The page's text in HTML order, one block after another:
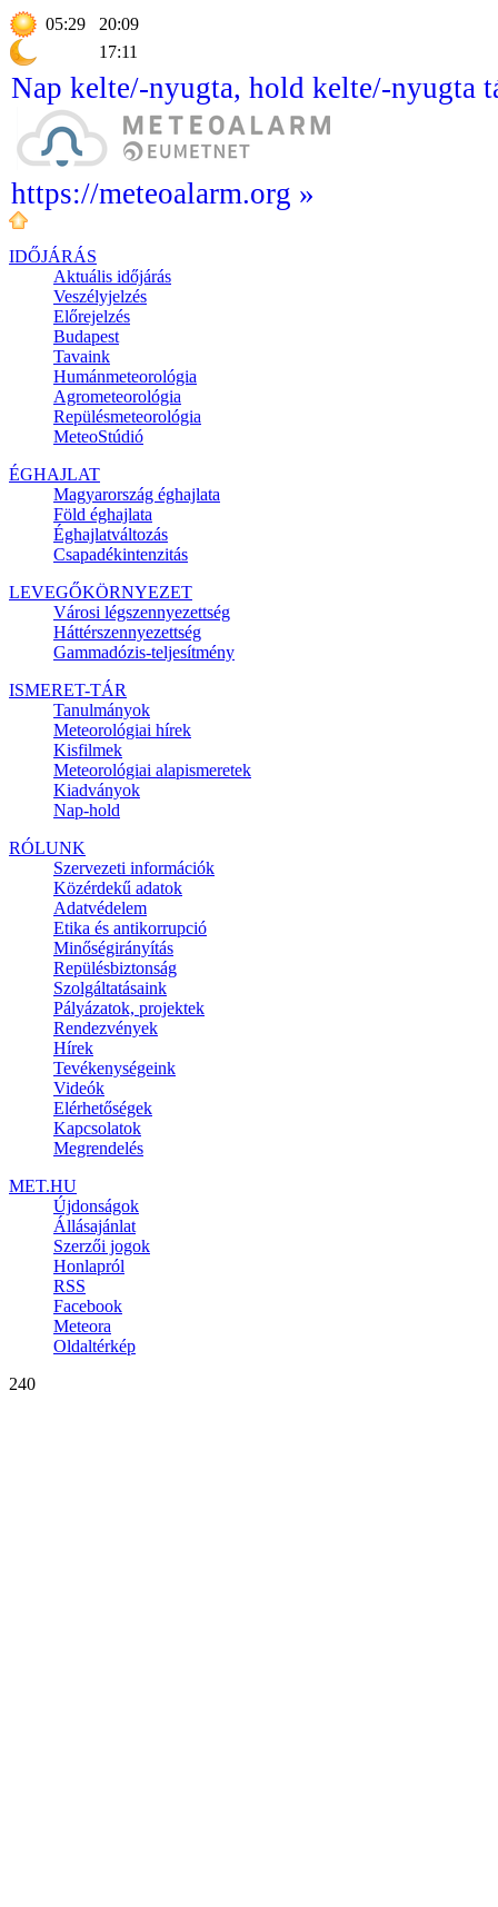
05:29
20:09
17:11
Nap kelte/-nyugta, hold kelte/-nyugta
https://meteoalarm.org »
IDŐJÁRÁS
Aktuális időjárás
Veszélyjelzés
Előrejelzés
Budapest
Tavaink
Humánmeteorológia
Agrometeorológia
Repülésmeteorológia
MeteoStúdió
ÉGHAJLAT
Magyarország éghajlata
Föld éghajlata
Éghajlatváltozás
Csapadékintenzitás
LEVEGŐKÖRNYEZET
Városi légszennyezettség
Háttérszennyezettség
Gammadózis-teljesítmény
ISMERET-TÁR
Tanulmányok
Meteorológiai hírek
Kisfilmek
Meteorológiai alapismeretek
Kiadványok
Nap-hold
RÓLUNK
Szervezeti információk
Közérdekű adatok
Adatvédelem
Etika és antikorrupció
Minőségirányítás
Repülésbiztonság
Szolgáltatásaink
Pályázatok, projektek
Rendezvények
Hírek
Tevékenységeink
Videók
Elérhetőségek
Kapcsolatok
Megrendelés
MET.HU
Újdonságok
Állásajánlat
Szerzői jogok
Honlapról
RSS
Facebook
Meteora
Oldaltérkép
240